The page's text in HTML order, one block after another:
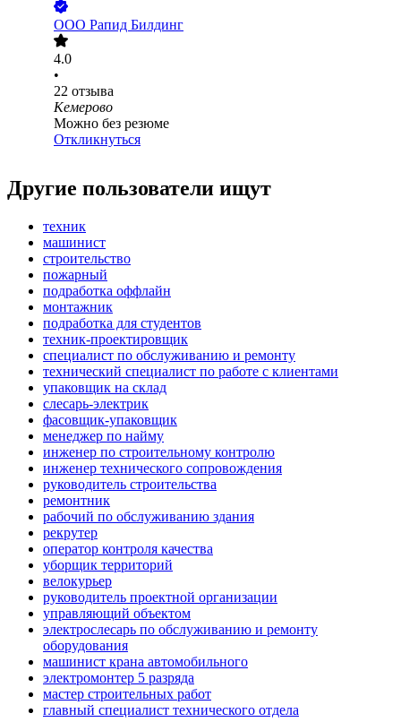
ООО Рапид Билдинг
4.0
•
22 отзыва
Кемерово
Можно без резюме
Откликнуться
Другие пользователи ищут
техник
машинист
строительство
пожарный
подработка оффлайн
монтажник
подработка для студентов
техник-проектировщик
специалист по обслуживанию и ремонту
технический специалист по работе с клиентами
упаковщик на склад
слесарь-электрик
фасовщик-упаковщик
менеджер по найму
инженер по строительному контролю
инженер технического сопровождения
руководитель строительства
ремонтник
рабочий по обслуживанию здания
рекрутер
оператор контроля качества
уборщик территорий
велокурьер
руководитель проектной организации
управляющий объектом
электрослесарь по обслуживанию и ремонту
оборудования
машинист крана автомобильного
электромонтер 5 разряда
мастер строительных работ
главный специалист технического отдела